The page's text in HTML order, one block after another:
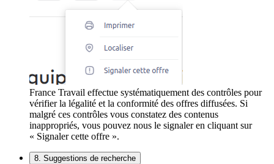
France Travail effectue systématiquement des contrôles pour
vérifier la légalité et la conformité des offres diffusées. Si
malgré ces contrôles vous constatez des contenus
inappropriés, vous pouvez nous le signaler en cliquant sur
« Signaler cette offre ».
8. Suggestions de recherche